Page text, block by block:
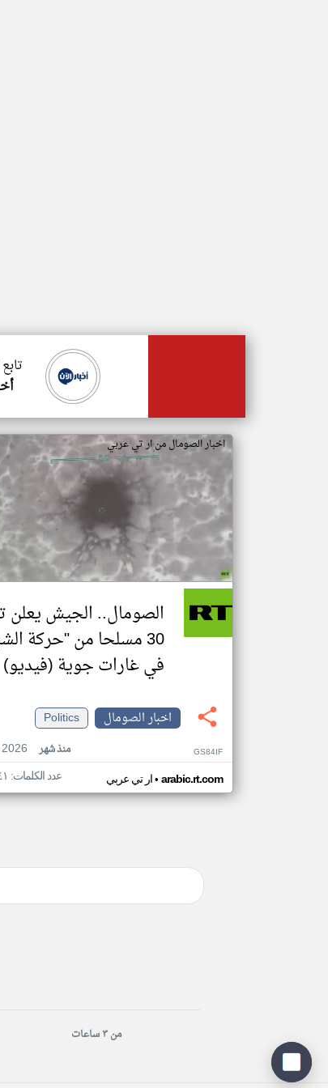
اخبار الصومال من ار تي عربي
الصومال.. الجيش يعلن
30 مسلحا من "حركة
في غارات جوية (فيديو)
اخبار الصومال
Politics
منذ شهر GS84IF
ار تي عربي• arabic.rt.com عدد الكلمات: ١٤١ ميديا: ٢
من ٣ ساعات